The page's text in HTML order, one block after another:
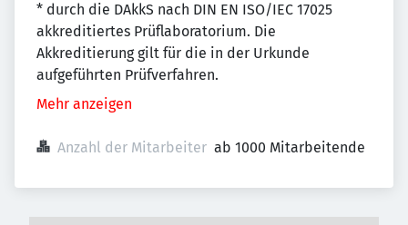
* durch die DAkkS nach DIN EN ISO/IEC 17025
akkreditiertes Prüflaboratorium. Die
Akkreditierung gilt für die in der Urkunde
aufgeführten Prüfverfahren.
Mehr anzeigen
Anzahl der Mitarbeiter ab 1000 Mitarbeitende